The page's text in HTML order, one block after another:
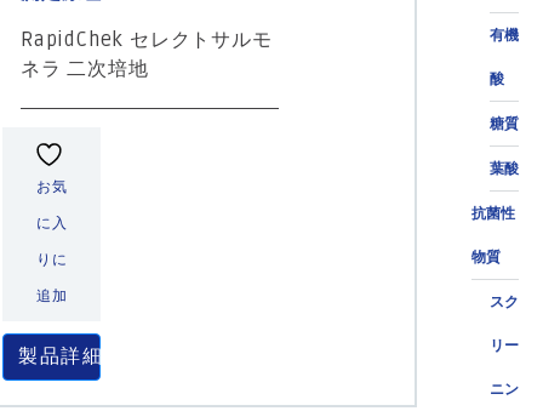
有機
酸
糖質
葉酸
抗菌性
物質
スク
リー
ニン
RapidChek セレクトサルモ
ネラ 二次培地
お気
に入
りに
追加
製品詳細